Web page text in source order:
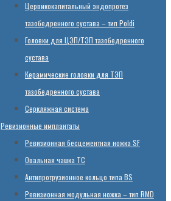
Цервикокапитальный эндопротез
тазобедренного сустава – тип Poldi
Головки для ЦЭП/ТЭП тазобедренного
сустава
Керамические головки для ТЭП
тазобедренного сустава
Серкляжная система
Ревизионные имплантаты
Ревизионная бесцементная ножка SF
Овальная чашка TC
Антипротрузионное кольцо типа BS
Ревизионная модульная ножка – тип RMD